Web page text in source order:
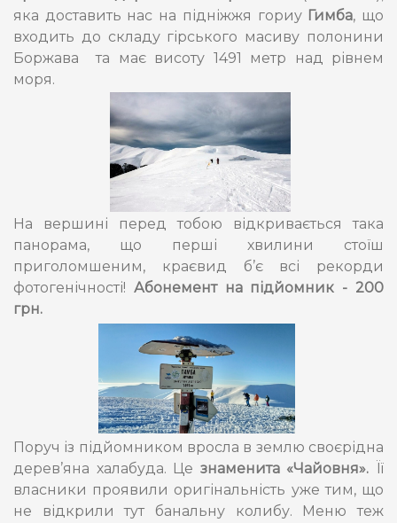
яка доставить нас на підніжжя гориу Гимба, що
входить до складу гірського масиву полонини
Боржава та має висоту 1491 метр над рівнем
моря.
На вершині перед тобою відкривається така
панорама, що перші хвилини стоїш
приголомшеним, краєвид б’є всі рекорди
фотогенічності! Абонемент на підйомник - 200
грн.
Поруч із підйомником вросла в землю своєрідна
дерев’яна халабуда. Це знаменита «Чайовня». Її
власники проявили оригінальність уже тим, що
не відкрили тут банальну колибу. Меню теж